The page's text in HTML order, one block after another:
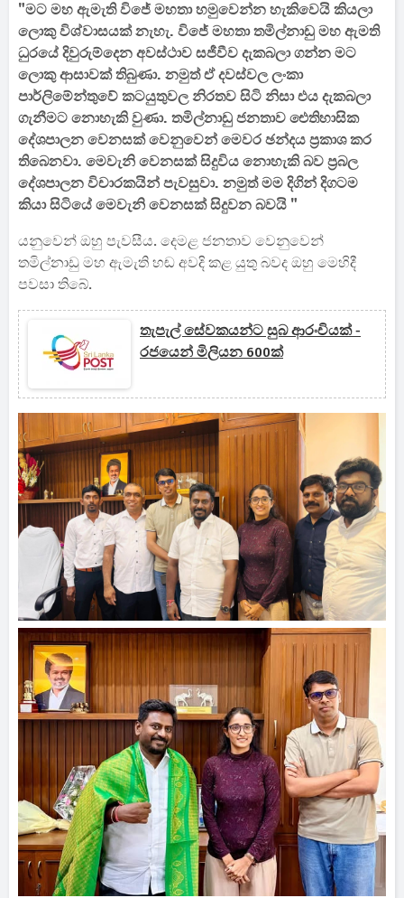
"මට මහ ඇමැති විජේ මහතා හමුවෙන්න හැකිවෙයි කියලා
ලොකු විශ්වාසයක් නැහැ. විජේ මහතා තමිල්නාඩු මහ ඇමති
ධුරයේ දිවුරුම්දෙන අවස්ථාව සජීවීව දැකබලා ගන්න මට
ලොකු ආසාවක් තිබුණා. නමුත් ඒ දවස්වල ලංකා
පාර්ලිමේන්තුවේ කටයුතුවල නිරතව සිටි නිසා එය දැකබලා
ගැනීමට නොහැකි වුණා. තමිල්නාඩු ජනතාව ඓතිහාසික
දේශපාලන වෙනසක් වෙනුවෙන් මෙවර ඡන්දය ප්‍රකාශ කර
තිබෙනවා. මෙවැනි වෙනසක් සිදුවිය නොහැකි බව ප්‍රබල
දේශපාලන විචාරකයින් පැවසුවා. නමුත් මම දිගින් දිගටම
කියා සිටියේ මෙවැනි වෙනසක් සිදුවන බවයි "
යනුවෙන් ඔහු පැවසීය. දෙමළ ජනතාව වෙනුවෙන්
තමිල්නාඩු මහ ඇමැති හඬ අවදි කළ යුතු බවද ඔහු මෙහිදී
පවසා තිබේ.
තැපැල් සේවකයන්ට සුබ ආරංචියක් -
රජයෙන් මිලියන 600ක්